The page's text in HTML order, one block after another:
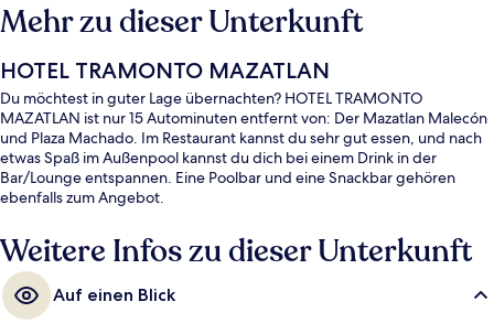
Mehr zu dieser Unterkunft
HOTEL TRAMONTO MAZATLAN
Du möchtest in guter Lage übernachten? HOTEL TRAMONTO
MAZATLAN ist nur 15 Autominuten entfernt von: Der Mazatlan Malecón
und Plaza Machado. Im Restaurant kannst du sehr gut essen, und nach
etwas Spaß im Außenpool kannst du dich bei einem Drink in der
Bar/Lounge entspannen. Eine Poolbar und eine Snackbar gehören
ebenfalls zum Angebot.
Weitere Infos zu dieser Unterkunft
Auf einen Blick